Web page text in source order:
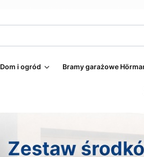
Dom i ogród Bramy garażowe